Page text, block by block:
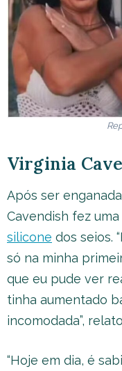
Virginia
Após ser
Cavendish fez uma
silicone dos seios.
só na minha
que eu pude ver
tinha aumentado
incomodada”,
“Hoje em dia, é